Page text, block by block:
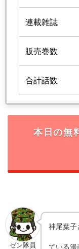
連載雑誌
販売巻数
合計話数
本日の無
ゼン隊員
神尾葉子
ている漫